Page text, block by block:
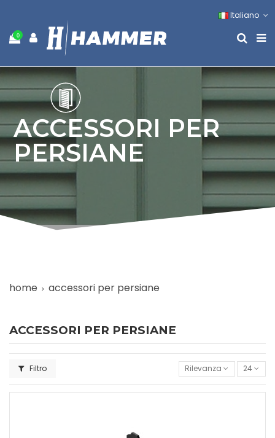
Italiano
0
ACCESSORI PER
PERSIANE
home accessori per persiane
ACCESSORI PER PERSIANE
Filtro Rilevanza 24